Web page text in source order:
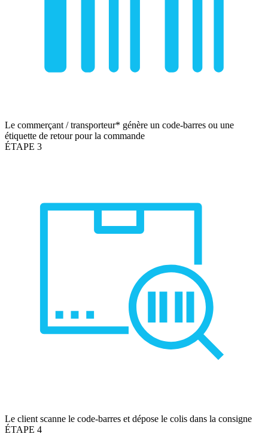
Le commerçant / transporteur* génère un code-barres ou une
étiquette de retour pour la commande
ÉTAPE 3
Le client scanne le code-barres et dépose le colis dans la consigne
ÉTAPE 4